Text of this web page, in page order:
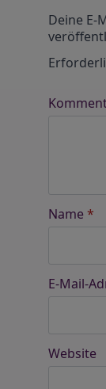
Deine E-
Name *
E-Mail-
Website